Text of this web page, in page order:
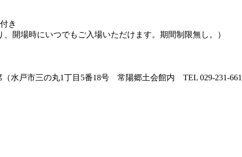
き
開場時にいつでもご入場いただけます。期間制限無し。）
水戸市三の丸1丁目5番18号 常陽郷土会館内 TEL 029-231-